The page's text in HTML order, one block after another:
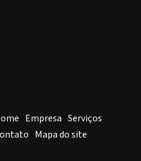
Empresa Serviços
Mapa do site